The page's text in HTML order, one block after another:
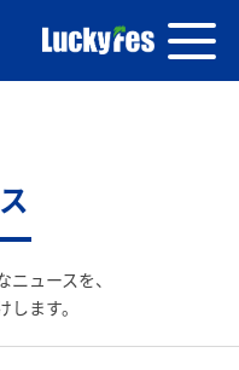
ュースを、
ます。